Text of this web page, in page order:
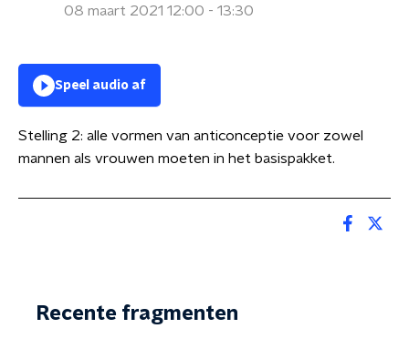
08 maart 2021 12:00 - 13:30
Speel audio af
Stelling 2: alle vormen van anticonceptie voor zowel
mannen als vrouwen moeten in het basispakket.
Recente fragmenten